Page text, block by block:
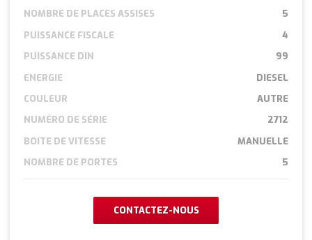
NOMBRE DE PLACES ASSISES
5
PUISSANCE FISCALE
4
PUISSANCE DIN
99
ENERGIE
DIESEL
COULEUR
AUTRE
NUMÉRO DE SÉRIE
2712
BOITE DE VITESSE
MANUELLE
NOMBRE DE PORTES
5